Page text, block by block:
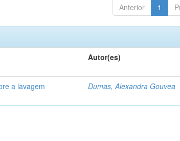
Anterior 1
Autor(es)
a lavagem
Dumas, Alexandra Gouvea